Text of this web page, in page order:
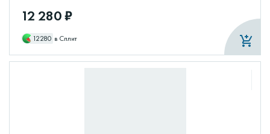
12 280 ₽
12280 в Сплит